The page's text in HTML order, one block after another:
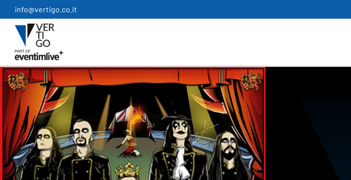
Salta
al
contenuto
info@vertigo.co.it